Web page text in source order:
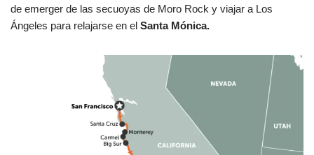
de emerger de las secuoyas de Moro Rock y viajar a Los
Ángeles para relajarse en el Santa Mónica.